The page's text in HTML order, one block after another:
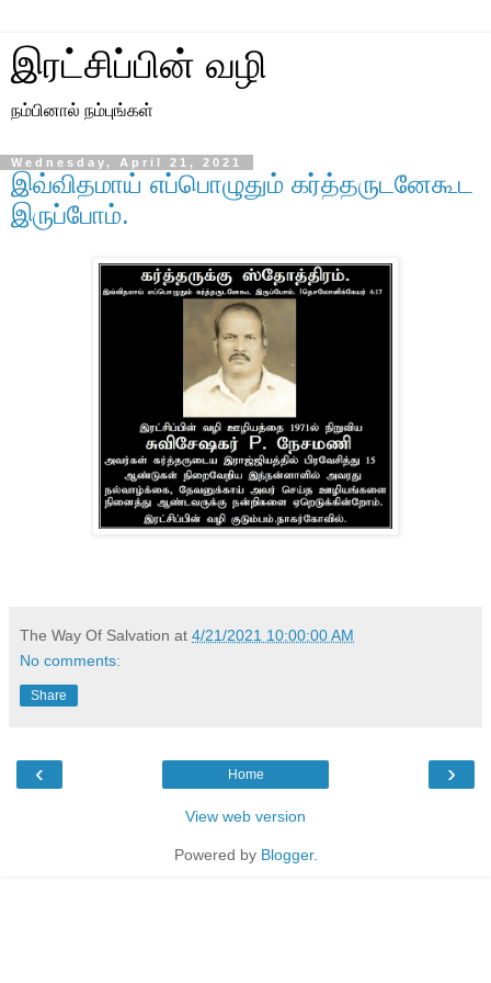
இரட்சிப்பின் வழி
நம்பினால் நம்புங்கள்
Wednesday, April 21, 2021
இவ்விதமாய் எப்பொழுதும் கர்த்தருடனேகூட
இருப்போம்.
The Way Of Salvation at 4/21/2021 10:00:00 AM
No comments:
Share
‹ ›
Home
View web version
Powered by Blogger.